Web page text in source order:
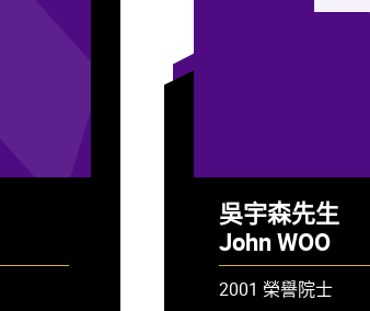
吳宇森先生
John WOO
2001 榮譽院士